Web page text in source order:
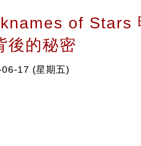
of Stars
後的秘密
17 (星期五)